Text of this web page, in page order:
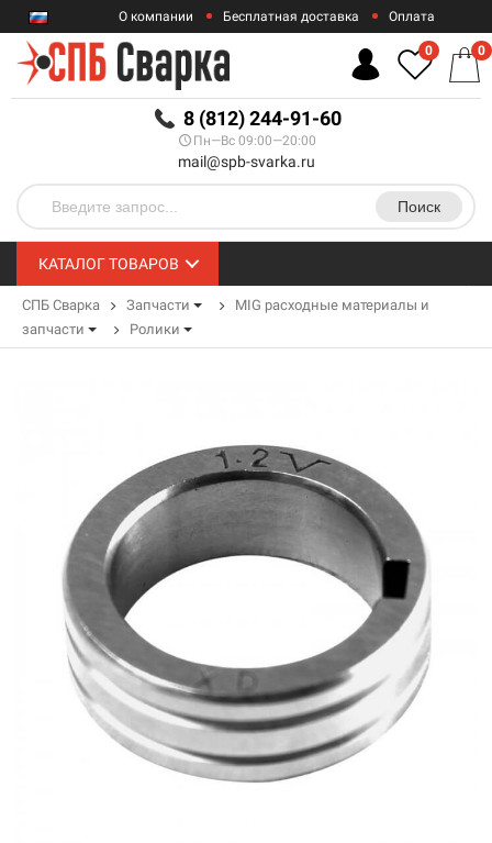
RUB
О компании Бесплатная доставка Оплата
Гарантии
8 (812) 244-91-60
Пн—Вс 09:00—20:00
mail@spb-svarka.ru
Поиск
0 0
КАТАЛОГ ТОВАРОВ
СПБ Сварка Запчасти
MIG расходные материалы и
запчасти
Ролики